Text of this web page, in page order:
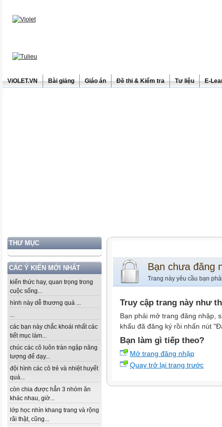
ViOLET.VN Bài giảng Giáo án Đề thi & Kiểm tra Tư liệu E-
THƯ MỤC
CÁC Ý KIẾN MỚI NHẤT
kiến thức hay, quan trọng trong
cuộc sống...
hình này dễ thương quá ...
...
các bạn này chắc khoái nhất các
tiết mục làm...
chúc các cô luôn tràn ngập năng
lượng để dạy...
đội hình các cô trẻ và nhiệt huyết
quá...
còn chia được hẳn 3 nhóm ăn
khác nhau, giờ...
lớp học nhìn khang trang và rộng
rãi thật, cũng...
Bạn chưa đăng
Trang này yêu cầu bạn
Truy cập trang này như
Bạn phải mở trang đăng nhập,
khẩu đã đăng ký rồi nhấn nút
Bạn làm gì tiếp theo?
Mở trang đăng nhập
Quay trở lại trang trước